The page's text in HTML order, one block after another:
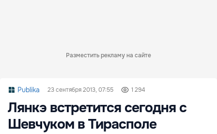
Разместить рекламу на сайте
Publika 23 сентября 2013, 07:55 1 294
Лянкэ встретится сегодня с
Шевчуком в Тирасполе